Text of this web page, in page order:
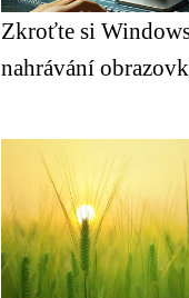
Zkroťte si
nahrávání